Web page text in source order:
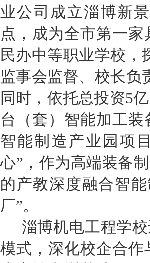
业公司成立淄博新
点，成为全市第一
民办中等职业学校，
监事会监督、校长负
同时，依托总投资5
台（套）智能加工
智能制造产业园项
心” ，作为高端装备
的产教深度融合智
厂”。
淄博机电工程学
模式，深化校企合